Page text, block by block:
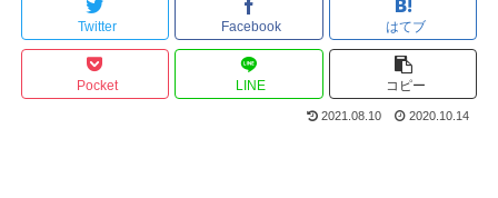
Twitter Facebook はてブ
Pocket LINE コピー
2021.08.10 2020.10.14